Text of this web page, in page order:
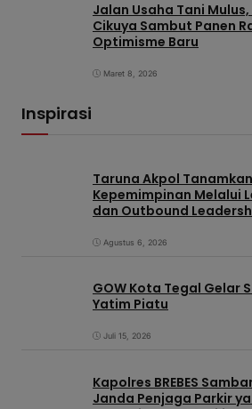
Jalan Usaha Tani
Cikuya Sambut Panen
Optimisme Baru
Maret 8, 2026
Inspirasi
Taruna Akpol
Kepemimpinan Melalui
dan Outbound
Agustus 6, 2026
GOW Kota Tegal Gelar
Yatim Piatu
Juli 15, 2026
Kapolres BREBES
Janda Penjaga Parkir